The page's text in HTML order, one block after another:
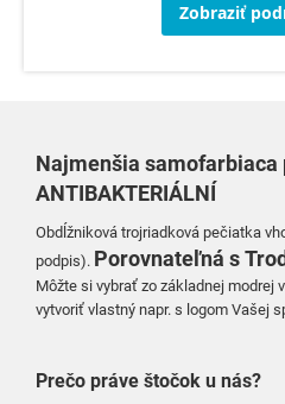
Najmenšia samofarbiaca
ANTIBAKTERIÁLNÍ
Obdĺžniková trojriadková pečiatka
podpis). Porovnateľná s
Môžte si vybrať zo základnej modrej
vytvoriť vlastný napr. s logom Vašej
Prečo práve štočok u nás?
Zobraziť